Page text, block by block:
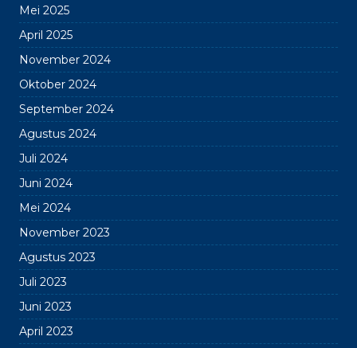
Mei 2025
April 2025
November 2024
Oktober 2024
September 2024
Agustus 2024
Juli 2024
Juni 2024
Mei 2024
November 2023
Agustus 2023
Juli 2023
Juni 2023
April 2023